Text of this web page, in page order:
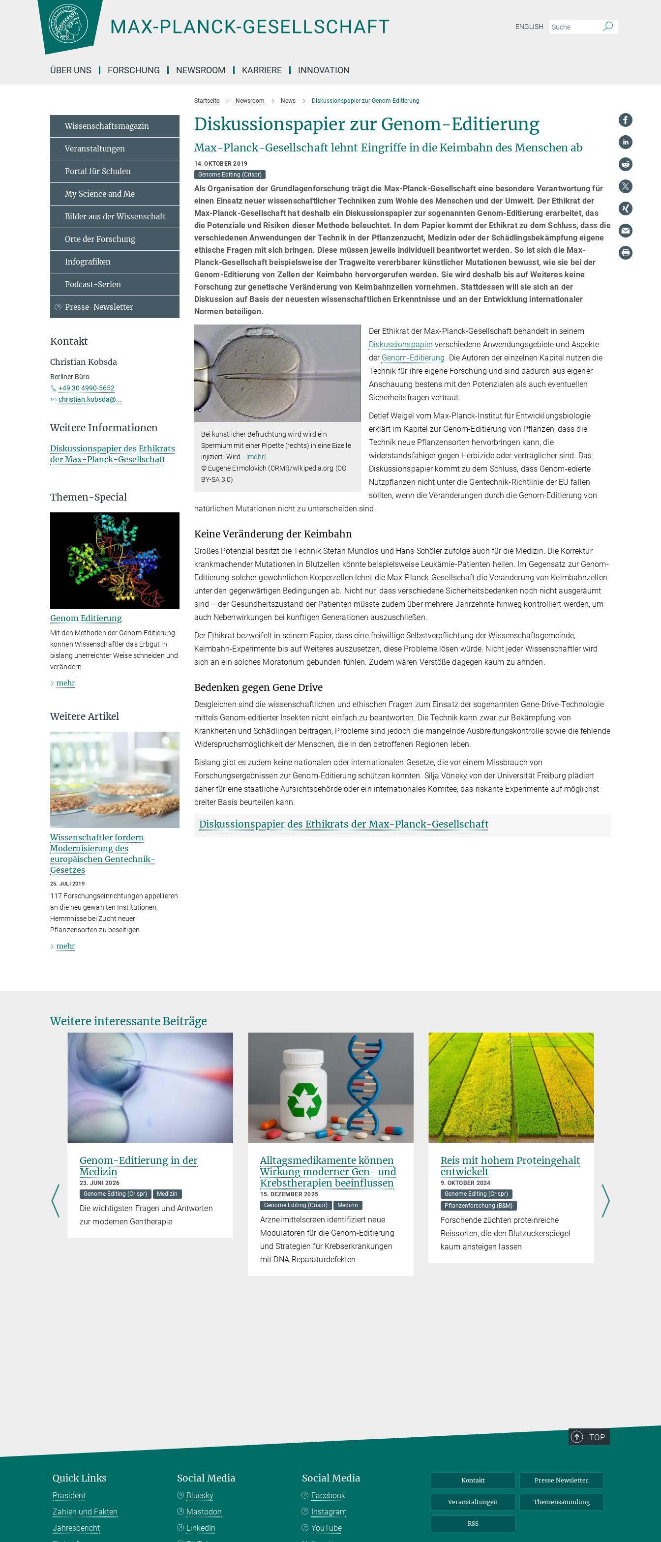
Hauptinhalt
ENGLISH
ÜBER UNS FORSCHUNG NEWSROOM KARRIERE INNOVATION
Startseite Newsroom News Diskussionspapier zur Genom-Editierung
Diskussionspapier zur Genom-Editierung
Max-Planck-Gesellschaft lehnt Eingriffe in die Keimbahn des Menschen ab
14. OKTOBER 2019
Genome Editing (Crispr)
Als Organisation der Grundlagenforschung trägt die Max-Planck-Gesellschaft eine besondere Verantwortung für
einen Einsatz neuer wissenschaftlicher Techniken zum Wohle des Menschen und der Umwelt. Der Ethikrat der
Max-Planck-Gesellschaft hat deshalb ein Diskussionspapier zur sogenannten Genom-Editierung erarbeitet, das
die Potenziale und Risiken dieser Methode beleuchtet. In dem Papier kommt der Ethikrat zu dem Schluss, dass die
verschiedenen Anwendungen der Technik in der Pflanzenzucht, Medizin oder der Schädlingsbekämpfung eigene
ethische Fragen mit sich bringen. Diese müssen jeweils individuell beantwortet werden. So ist sich die Max-
Planck-Gesellschaft beispielsweise der Tragweite vererbbarer künstlicher Mutationen bewusst, wie sie bei der
Genom-Editierung von Zellen der Keimbahn hervorgerufen werden. Sie wird deshalb bis auf Weiteres keine
Forschung zur genetische Veränderung von Keimbahnzellen vornehmen. Stattdessen will sie sich an der
Diskussion auf Basis der neuesten wissenschaftlichen Erkenntnisse und an der Entwicklung internationaler
Normen beteiligen.
Bei künstlicher Befruchtung wird wird ein
Spermium mit einer Pipette (rechts) in eine Eizelle
injiziert. Wird
[mehr]
© Eugene Ermolovich (CRMI)/wikipedia.org (CC
BY-SA 3.0)
Der Ethikrat der Max-Planck-Gesellschaft behandelt in seinem
Diskussionspapierverschiedene Anwendungsgebiete und Aspekte
der Genom-Editierung. Die Autoren der einzelnen Kapitel nutzen die
Technik für ihre eigene Forschung und sind dadurch aus eigener
Anschauung bestens mit den Potenzialen als auch eventuellen
Sicherheitsfragen vertraut.
Detlef Weigel vom Max-Planck-Institut für Entwicklungsbiologie
erklärt im Kapitel zur Genom-Editierung von Pflanzen, dass die
Technik neue Pflanzensorten hervorbringen kann, die
widerstandsfähiger gegen Herbizide oder verträglicher sind. Das
Diskussionspapier kommt zu dem Schluss, dass Genom-edierte
Nutzpflanzen nicht unter die Gentechnik-Richtlinie der EU fallen
sollten, wenn die Veränderungen durch die Genom-Editierung von
natürlichen Mutationen nicht zu unterscheiden sind.
Keine Veränderung der Keimbahn
Großes Potenzial besitzt die Technik Stefan Mundlos und Hans Schöler zufolge auch für die Medizin. Die Korrektur
krankmachender Mutationen in Blutzellen könnte beispielsweise Leukämie-Patienten heilen. Im Gegensatz zur Genom-
Editierung solcher gewöhnlichen Körperzellen lehnt die Max-Planck-Gesellschaft die Veränderung von Keimbahnzellen
unter den gegenwärtigen Bedingungen ab. Nicht nur, dass verschiedene Sicherheitsbedenken noch nicht ausgeräumt
sind – der Gesundheitszustand der Patienten müsste zudem über mehrere Jahrzehnte hinweg kontrolliert werden, um
auch Nebenwirkungen bei künftigen Generationen auszuschließen.
Der Ethikrat bezweifelt in seinem Papier, dass eine freiwillige Selbstverpflichtung der Wissenschaftsgemeinde,
Keimbahn-Experimente bis auf Weiteres auszusetzen, diese Probleme lösen würde. Nicht jeder Wissenschaftler wird
sich an ein solches Moratorium gebunden fühlen. Zudem wären Verstöße dagegen kaum zu ahnden.
Bedenken gegen Gene Drive
Desgleichen sind die wissenschaftlichen und ethischen Fragen zum Einsatz der sogenannten Gene-Drive-Technologie
mittels Genom-editierter Insekten nicht einfach zu beantworten. Die Technik kann zwar zur Bekämpfung von
Krankheiten und Schädlingen beitragen, Probleme sind jedoch die mangelnde Ausbreitungskontrolle sowie die fehlende
Widerspruchsmöglichkeit der Menschen, die in den betroffenen Regionen leben.
Bislang gibt es zudem keine nationalen oder internationalen Gesetze, die vor einem Missbrauch von
Forschungsergebnissen zur Genom-Editierung schützen könnten. Silja Vöneky von der Universität Freiburg plädiert
daher für eine staatliche Aufsichtsbehörde oder ein internationales Komitee, das riskante Experimente auf möglichst
breiter Basis beurteilen kann.
Diskussionspapier des Ethikrats der Max-Planck-Gesellschaft
Wissenschaftsmagazin
Veranstaltungen
Portal für Schulen
My Science and Me
Bilder aus der Wissenschaft
Orte der Forschung
Infografiken
Podcast-Serien
Presse-Newsletter
Kontakt
Christian Kobsda
Berliner Büro
+49 30 4990-5652
christian.kobsda@...
Weitere Informationen
Diskussionspapier des Ethikrats
der Max-Planck-Gesellschaft
Themen-Special
Genom Editierung
Mit den Methoden der Genom-Editierung
können Wissenschaftler das Erbgut in
bislang unerreichter Weise schneiden und
verändern
mehr
Weitere Artikel
Wissenschaftler fordern
Modernisierung des
europäischen Gentechnik-
Gesetzes
25. JULI 2019
117 Forschungseinrichtungen appellieren
an die neu gewählten Institutionen,
Hemmnisse bei Zucht neuer
Pflanzensorten zu beseitigen
mehr
Weitere interessante Beiträge
Genom-Editierung in der
Medizin
23. JUNI 2026
Genome Editing (Crispr)
Medizin
Die wichtigsten Fragen und Antworten
zur modernen Gentherapie
Alltagsmedikamente können
Wirkung moderner Gen- und
Krebstherapien beeinflussen
15. DEZEMBER 2025
Genome Editing (Crispr)
Medizin
Arzneimittelscreen identifiziert neue
Modulatoren für die Genom-Editierung
und Strategien für Krebserkrankungen
mit DNA-Reparaturdefekten
Reis mit hohem Proteingehalt
entwickelt
9. OKTOBER 2024
Genome Editing (Crispr)
Pflanzenforschung (B&M)
Forschende züchten proteinreiche
Reissorten, die den Blutzuckerspiegel
kaum ansteigen lassen
TOP
Quick Links
Präsident
Zahlen und Fakten
Jahresbericht
Social Media
Bluesky
Mastodon
LinkedIn
Social Media
Facebook
Instagram
YouTube
Kontakt Presse Newsletter
Veranstaltungen Themensammlung
RSS